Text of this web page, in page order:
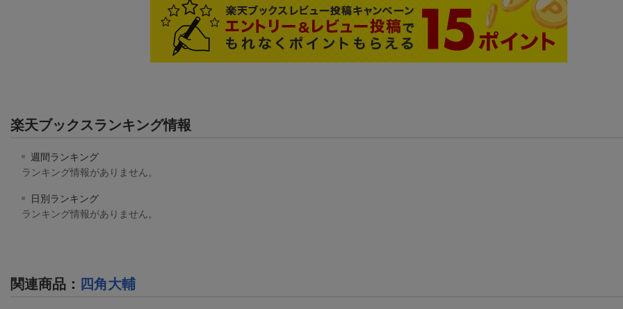
楽天ブックスランキング情報
週間ランキング
ランキング情報がありません。
日別ランキング
ランキング情報がありません。
関連商品 ： 四角大輔